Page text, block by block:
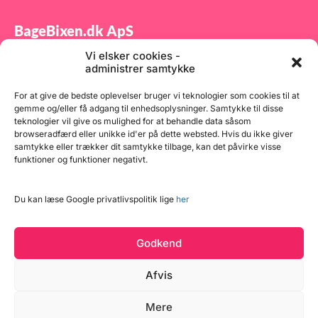
Vi elsker cookies -
administrer samtykke
For at give de bedste oplevelser bruger vi teknologier som cookies til at
gemme og/eller få adgang til enhedsoplysninger. Samtykke til disse
teknologier vil give os mulighed for at behandle data såsom
browseradfærd eller unikke id'er på dette websted. Hvis du ikke giver
samtykke eller trækker dit samtykke tilbage, kan det påvirke visse
funktioner og funktioner negativt.
Du kan læse Google privatlivspolitik lige her
Godkend
Afvis
Mere
BageBixen.dk ApS
Tilmeld dig vores nyhedsbrev og modtag gode tilbud
samt spændende produktnyheder direkte i din
indbakke.